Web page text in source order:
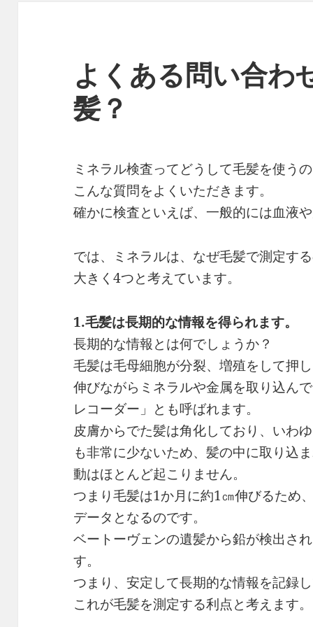
よくある問い合
髪？
ミネラル検査ってどうして毛髪を使う
こんな質問をよくいただきます。
確かに検査といえば、一般的には血液
では、ミネラルは、なぜ毛髪で測定す
大きく4つと考えています。
1.毛髪は長期的な情報を得られます。
長期的な情報とは何でしょうか？
毛髪は毛母細胞が分裂、増殖をして押
伸びながらミネラルや金属を取り込ん
レコーダー」とも呼ばれます。
皮膚からでた髪は角化しており、いわ
も非常に少ないため、髪の中に取り込
動はほとんど起こりません。
つまり毛髪は1か月に約1㎝伸びるため
データとなるのです。
ベートーヴェンの遺髪から鉛が検出さ
す。
つまり、安定して長期的な情報を記録
これが毛髪を測定する利点と考えます。